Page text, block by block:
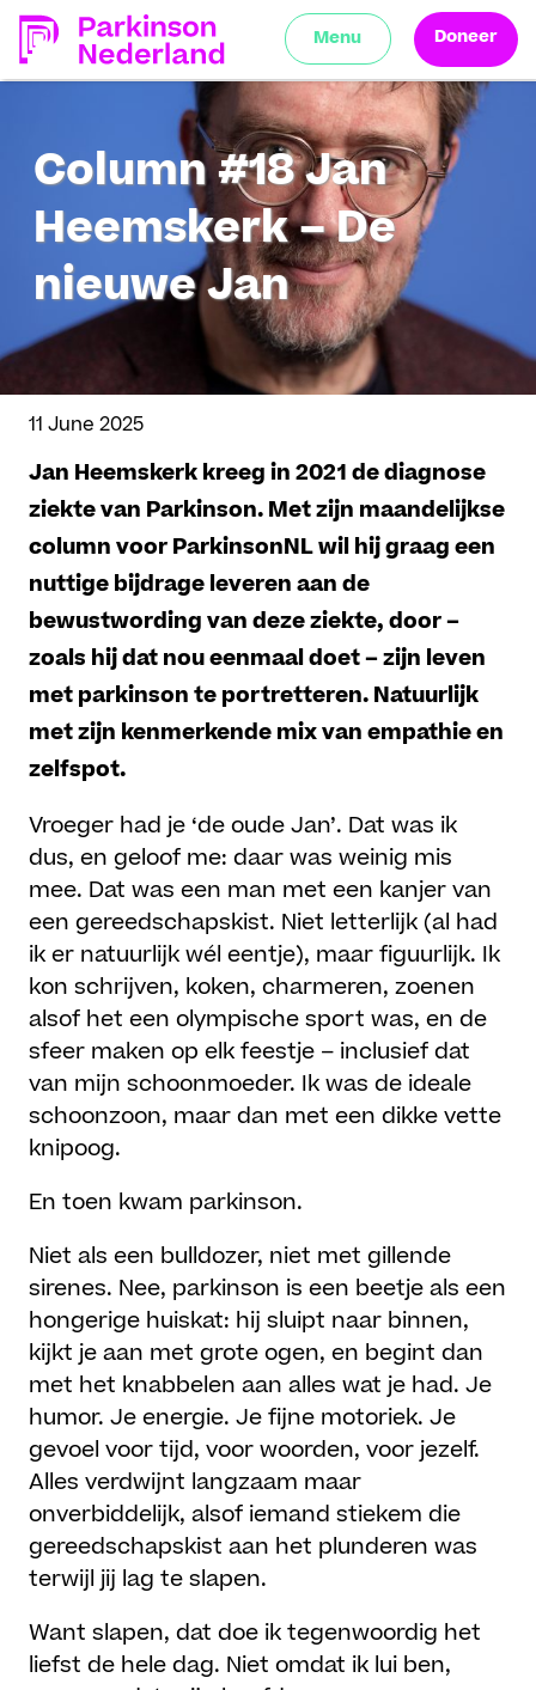
Menu Doneer
Column #18 Jan
Heemskerk – De
nieuwe Jan
11 June 2025
Jan Heemskerk kreeg in 2021 de diagnose
ziekte van Parkinson. Met zijn maandelijkse
column voor ParkinsonNL wil hij graag een
nuttige bijdrage leveren aan de
bewustwording van deze ziekte, door –
zoals hij dat nou eenmaal doet – zijn leven
met parkinson te portretteren. Natuurlijk
met zijn kenmerkende mix van empathie en
zelfspot.
Vroeger had je ‘de oude Jan’. Dat was ik
dus, en geloof me: daar was weinig mis
mee. Dat was een man met een kanjer van
een gereedschapskist. Niet letterlijk (al had
ik er natuurlijk wél eentje), maar figuurlijk. Ik
kon schrijven, koken, charmeren, zoenen
alsof het een olympische sport was, en de
sfeer maken op elk feestje – inclusief dat
van mijn schoonmoeder. Ik was de ideale
schoonzoon, maar dan met een dikke vette
knipoog.
En toen kwam parkinson.
Niet als een bulldozer, niet met gillende
sirenes. Nee, parkinson is een beetje als een
hongerige huiskat: hij sluipt naar binnen,
kijkt je aan met grote ogen, en begint dan
met het knabbelen aan alles wat je had. Je
humor. Je energie. Je fijne motoriek. Je
gevoel voor tijd, voor woorden, voor jezelf.
Alles verdwijnt langzaam maar
onverbiddelijk, alsof iemand stiekem die
gereedschapskist aan het plunderen was
terwijl jij lag te slapen.
Want slapen, dat doe ik tegenwoordig het
liefst de hele dag. Niet omdat ik lui ben,